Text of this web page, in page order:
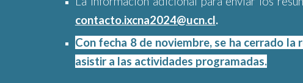
contacto.ixcna2024@ucn.cl.
Con fecha 8 de noviembre, se ha cerrado
asistir a las actividades programadas.